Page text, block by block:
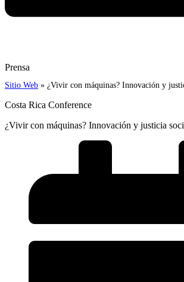
Prensa
Sitio Web » ¿Vivir con máquinas? Innovación y
Costa Rica Conference
¿Vivir con máquinas? Innovación y justicia